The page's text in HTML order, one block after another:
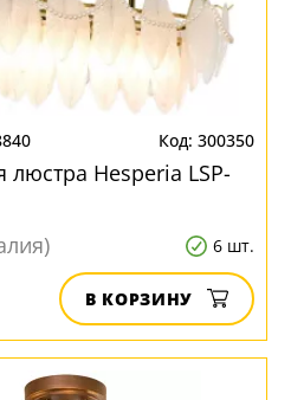
300350
люстра Hesperia LSP-
6 шт.
В КОРЗИНУ